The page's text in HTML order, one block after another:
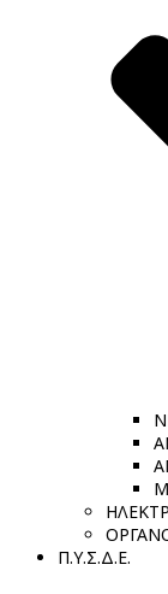
Π.Υ.Σ.Δ.Ε.